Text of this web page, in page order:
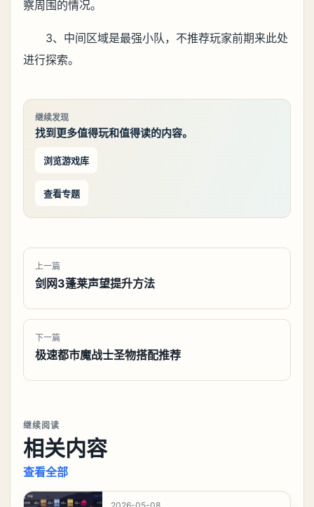
察周围的情况。
3、中间区域是最强小队，不推荐玩家前期来此处
进行探索。
继续发现
找到更多值得玩和值得读的内容。
浏览游戏库
查看专题
上一篇
剑网3蓬莱声望提升方法
下一篇
极速都市魔战士圣物搭配推荐
继续阅读
相关内容
查看全部